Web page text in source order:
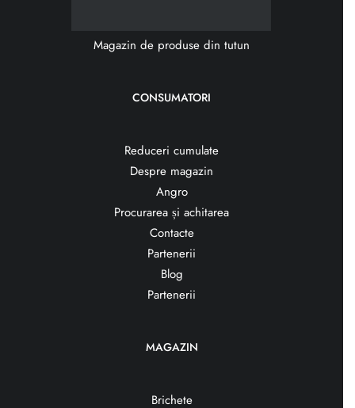
Magazin de produse din tutun
CONSUMATORI
Reduceri cumulate
Despre magazin
Angro
Procurarea și achitarea
Contacte
Partenerii
Blog
Partenerii
MAGAZIN
Brichete